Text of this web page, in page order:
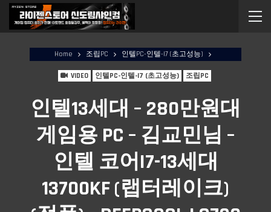
Home 조립PC 인텔PC-인텔-I7 (초고성능)
VIDEO 인텔PC-인텔-I7 (초고성능) 조립PC
인텔13세대 – 280만원대
게임용 PC – 김교민님 –
인텔 코어i7-13세대
13700KF (랩터레이크)